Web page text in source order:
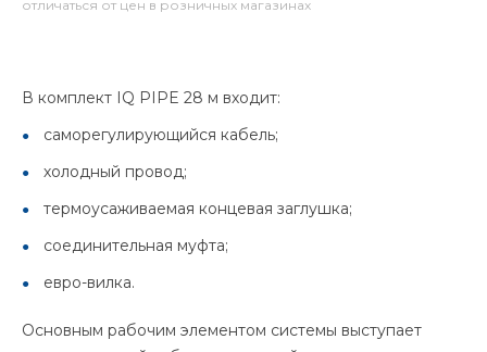
отличаться от цен в розничных магазинах
В комплект IQ PIPE 28 м входит:
саморегулирующийся кабель;
холодный провод;
термоусаживаемая концевая заглушка;
соединительная муфта;
евро-вилка.
Основным рабочим элементом системы выступает